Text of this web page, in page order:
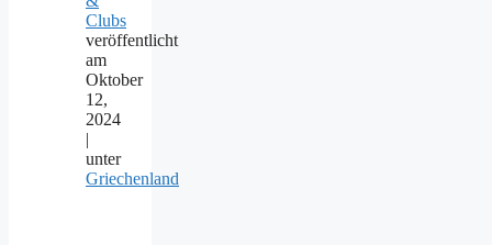
Clubs
veröffentlicht
am
Oktober
12,
2024
|
unter
Griechenland